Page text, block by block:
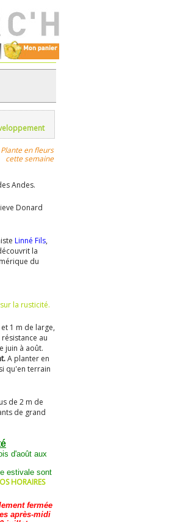
Plante en fleurs
cette semaine
Andes.
Donard
Linné Fils,
la
du
la rusticité.
1 m de large,
au
juin à août.
A planter en
qu'en terrain
de 2 m de
de grand
d'août aux
estivale sont
HORAIRES
fermée
après-midi